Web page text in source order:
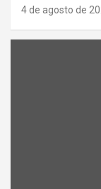
4 de agosto de